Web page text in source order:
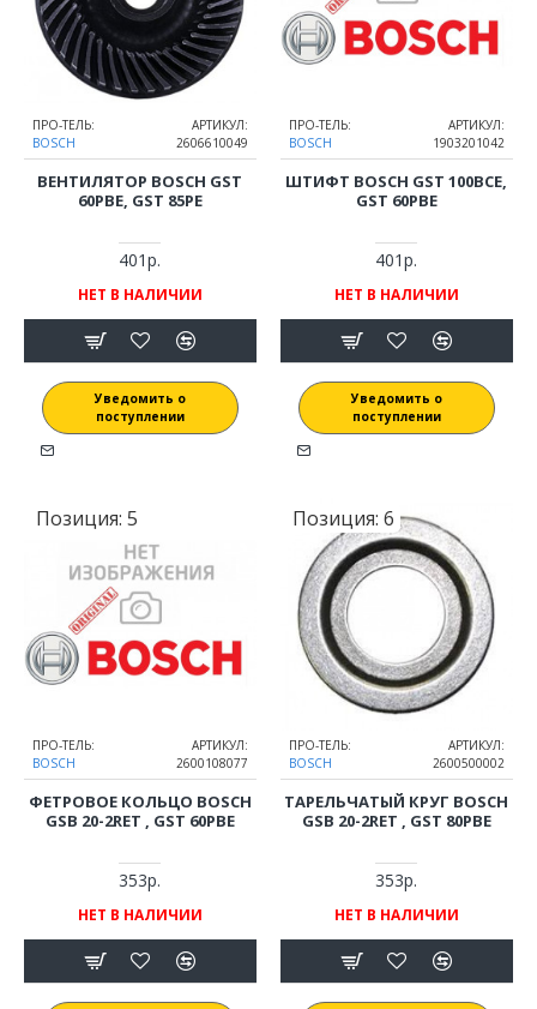
ПРО-ТЕЛЬ:
BOSCH
АРТИКУЛ:
2606610049
ВЕНТИЛЯТОР BOSCH GST
60PBE, GST 85PE
401р.
НЕТ В НАЛИЧИИ
Уведомить о
поступлении
ПРО-ТЕЛЬ:
BOSCH
АРТИКУЛ:
1903201042
ШТИФТ BOSCH GST 100BCE,
GST 60PBE
401р.
НЕТ В НАЛИЧИИ
Уведомить о
поступлении
Позиция: 5
ПРО-ТЕЛЬ:
BOSCH
АРТИКУЛ:
2600108077
ФЕТРОВОЕ КОЛЬЦО BOSCH
GSB 20-2RET , GST 60PBE
353р.
НЕТ В НАЛИЧИИ
Позиция: 6
ПРО-ТЕЛЬ:
BOSCH
АРТИКУЛ:
2600500002
ТАРЕЛЬЧАТЫЙ КРУГ BOSCH
GSB 20-2RET , GST 80PBE
353р.
НЕТ В НАЛИЧИИ